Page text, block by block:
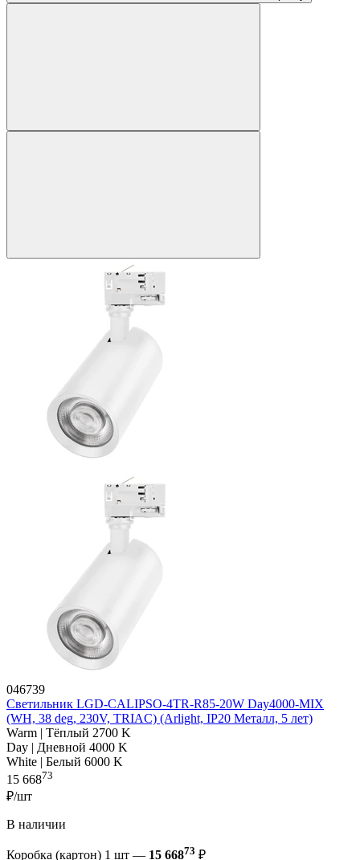
046739
Светильник LGD-CALIPSO-4TR-R85-20W Day4000-MIX
(WH, 38 deg, 230V, TRIAC) (Arlight, IP20 Металл, 5 лет)
Warm | Тёплый 2700 K
Day | Дневной 4000 K
White | Белый 6000 K
15 66873
₽/шт
В наличии
Коробка (картон) 1 шт — 15 66873 ₽